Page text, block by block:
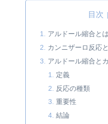
目次
アルドール縮合とは
カンニザーロ反応
アルドール縮合と
定義
反応の種類
重要性
結論